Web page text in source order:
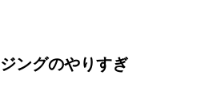
ングのやりすぎ